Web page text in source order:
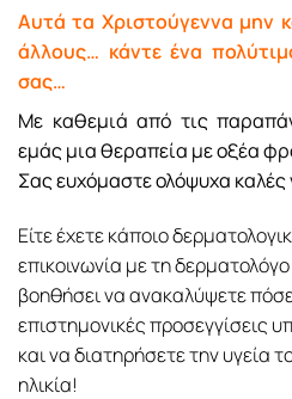
Αυτά τα Χριστούγεννα μην
άλλους… κάντε ένα
σας…
Με καθεμιά από τις
εμάς μια θεραπεία με οξέα
Σας ευχόμαστε ολόψυχα καλές
Είτε έχετε κάποιο
επικοινωνία με τη
βοηθήσει να ανακαλύψετε
επιστημονικές προσεγγίσεις
και να διατηρήσετε την υγεία
ηλικία!